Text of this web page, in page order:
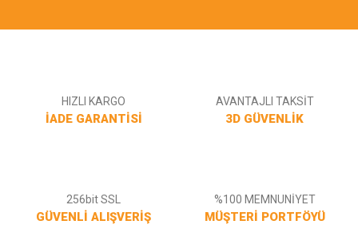
HIZLI KARGO
İADE GARANTİSİ
AVANTAJLI TAKSİT
3D GÜVENLİK
256bit SSL
GÜVENLİ ALIŞVERİŞ
%100 MEMNUNİYET
MÜŞTERİ PORTFÖYÜ